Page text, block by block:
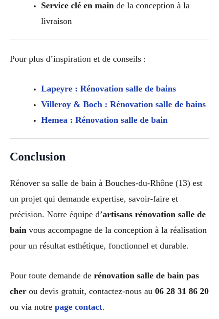
Service clé en mainde la conception à la
livraison
Pour plus d’inspiration et de conseils :
Lapeyre : Rénovation salle de bains
Villeroy & Boch : Rénovation salle de bains
Hemea : Rénovation salle de bain
Conclusion
Rénover sa salle de bain à Bouches-du-Rhône (13) est
un projet qui demande expertise, savoir-faire et
précision. Notre équipe d’artisans rénovation salle de
bain vous accompagne de la conception à la réalisation
pour un résultat esthétique, fonctionnel et durable.
Pour toute demande de rénovation salle de bain pas
cher ou devis gratuit, contactez-nous au 06 28 31 86 20
ou via notre page contact.